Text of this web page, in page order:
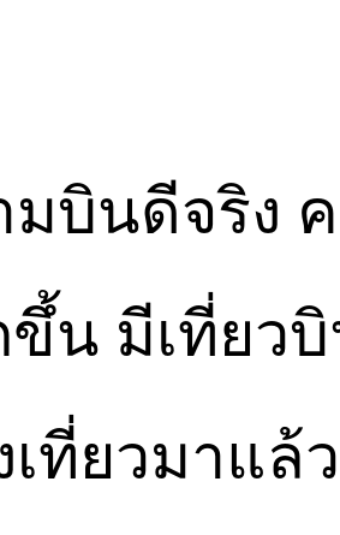
บินดีจริง
น มีเที่ยว
ที่ยวมาแล้